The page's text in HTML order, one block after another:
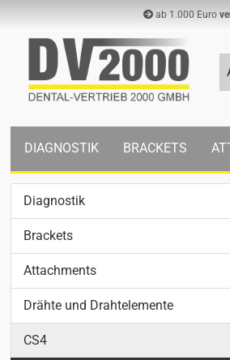
ab 1.000 Euro
DIAGNOSTIK BRACKETS
Diagnostik
Brackets
Attachments
Drähte und Drahtelemente
CS4